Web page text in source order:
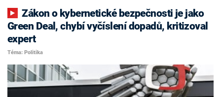
Zákon o kybernetické bezpečnosti je jako
Green Deal, chybí vyčíslení dopadů, kritizoval
expert
Téma: Politika